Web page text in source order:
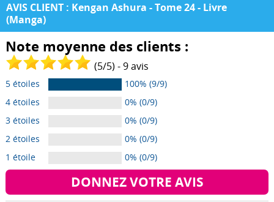
AVIS CLIENT : Kengan Ashura - Tome 24 - Livre
(Manga)
Note moyenne des clients :
(5/5) -9avis
5 étoiles
100% (9/9)
4 étoiles
0% (0/9)
3 étoiles
0% (0/9)
2 étoiles
0% (0/9)
1 étoile
0% (0/9)
DONNEZ VOTRE AVIS